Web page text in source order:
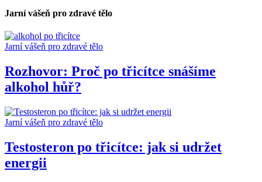
Jarní vášeň pro zdravé tělo
Jarní vášeň pro zdravé tělo
Rozhovor: Proč po třicítce snášíme
alkohol hůř?
Jarní vášeň pro zdravé tělo
Testosteron po třicítce: jak si udržet
energii